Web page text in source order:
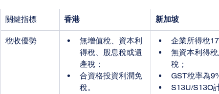
關鍵指標 香港 新加坡
稅收優勢
無增值稅、資本利
得稅、股息稅或遺
產稅；
合資格投資利潤免
稅。
企業所得稅
無資本利得
稅；
GST稅率為
S13U/S13O